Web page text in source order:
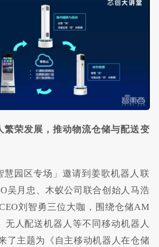
繁荣发展，推动物流仓储与配送变
慧园区专场」邀请到姜歌机器人联
吴月忠、木蚁公司联合创始人马浩
刘智勇三位大咖，围绕仓储AM
无人配送机器人等不同移动机器人
了主题为《自主移动机器人在仓储